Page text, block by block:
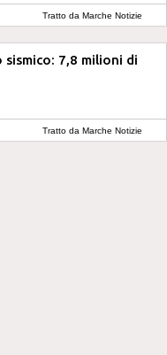
Tratto da Marche Notizie
7,8 milioni di
Tratto da Marche Notizie